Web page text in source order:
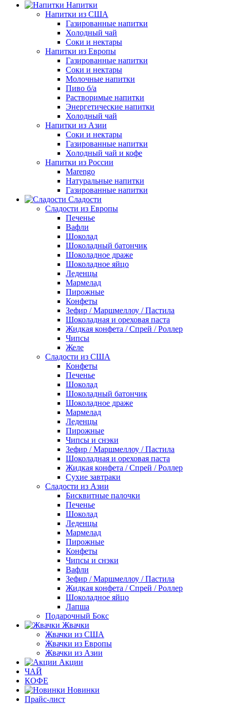
Напитки
Напитки из США
Газированные напитки
Холодный чай
Соки и нектары
Напитки из Европы
Газированные напитки
Соки и нектары
Молочные напитки
Пиво б/а
Растворимые напитки
Энергетические напитки
Холодный чай
Напитки из Азии
Соки и нектары
Газированные напитки
Холодный чай и кофе
Напитки из России
Marengo
Натуральные напитки
Газированные напитки
Сладости
Сладости из Европы
Печенье
Вафли
Шоколад
Шоколадный батончик
Шоколадное драже
Шоколадное яйцо
Леденцы
Мармелад
Пирожные
Конфеты
Зефир / Маршмеллоу / Пастила
Шоколадная и ореховая паста
Жидкая конфета / Спрей / Роллер
Чипсы
Желе
Сладости из США
Конфеты
Печенье
Шоколад
Шоколадный батончик
Шоколадное драже
Мармелад
Леденцы
Пирожные
Чипсы и снэки
Зефир / Маршмеллоу / Пастила
Шоколадная и ореховая паста
Жидкая конфета / Спрей / Роллер
Сухие завтраки
Сладости из Азии
Бисквитные палочки
Печенье
Шоколад
Леденцы
Мармелад
Пирожные
Конфеты
Чипсы и снэки
Вафли
Зефир / Маршмеллоу / Пастила
Жидкая конфета / Спрей / Роллер
Шоколадное яйцо
Лапша
Подарочный Бокс
Жвачки
Жвачки из США
Жвачки из Европы
Жвачки из Азии
Акции
ЧАЙ
КОФЕ
Новинки
Прайс-лист